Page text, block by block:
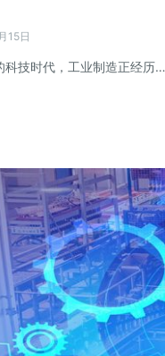
15日
科技时代，工业制造正经历…